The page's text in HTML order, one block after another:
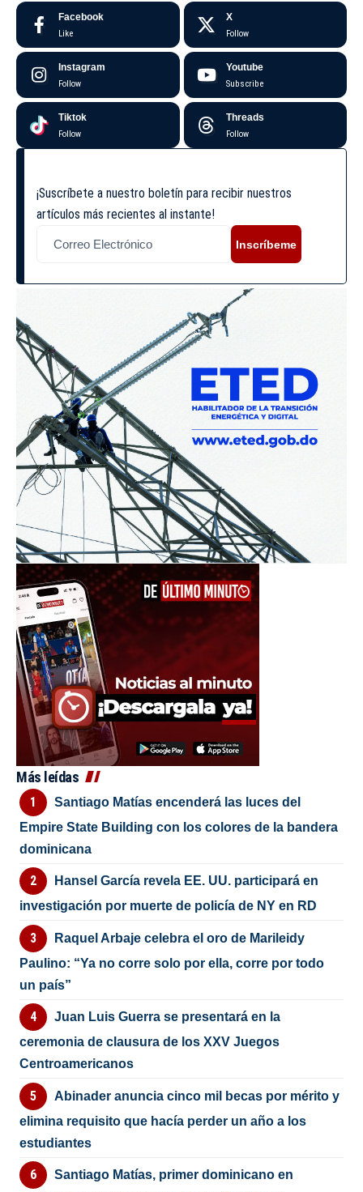
Facebook
Like
X
Follow
Instagram
Follow
Youtube
Subscribe
Tiktok
Follow
Threads
Follow
¡Suscríbete a nuestro boletín para recibir nuestros
artículos más recientes al instante!
Inscríbeme
Más leídas
Santiago Matías encenderá las luces del
Empire State Building con los colores de la bandera
dominicana
Hansel García revela EE. UU. participará en
investigación por muerte de policía de NY en RD
Raquel Arbaje celebra el oro de Marileidy
Paulino: “Ya no corre solo por ella, corre por todo
un país”
Juan Luis Guerra se presentará en la
ceremonia de clausura de los XXV Juegos
Centroamericanos
Abinader anuncia cinco mil becas por mérito y
elimina requisito que hacía perder un año a los
estudiantes
Santiago Matías, primer dominicano en